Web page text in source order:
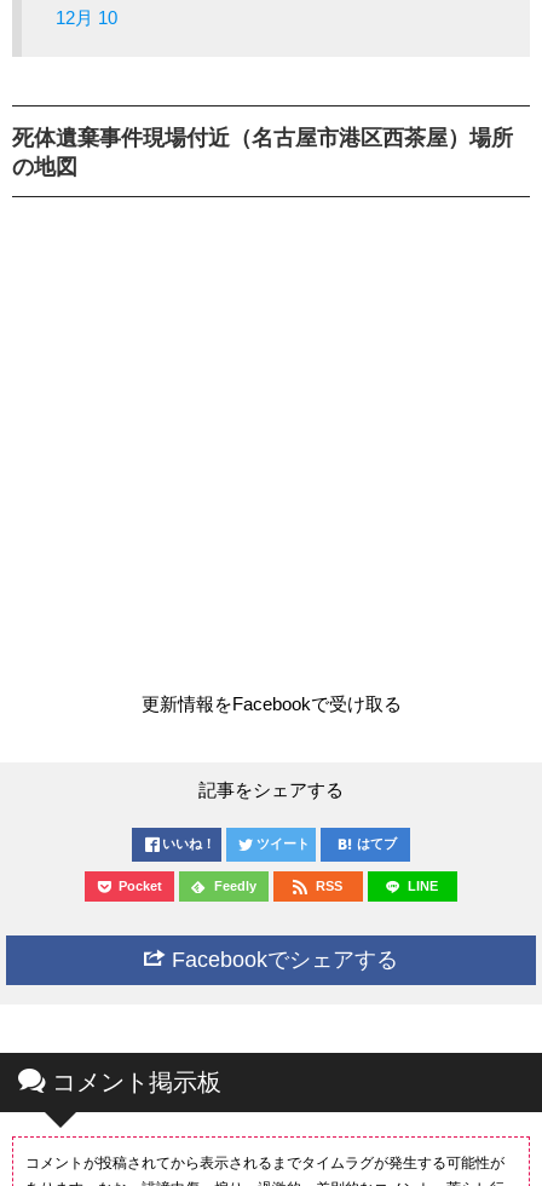
12月 10
死体遺棄事件現場付近（名古屋市港区西茶屋）場所
の地図
更新情報をFacebookで受け取る
記事をシェアする
いいね！ ツイート はてブ
Pocket Feedly RSS LINE
Facebookでシェアする
コメント掲示板
コメントが投稿されてから表示されるまでタイムラグが発生する可能性が